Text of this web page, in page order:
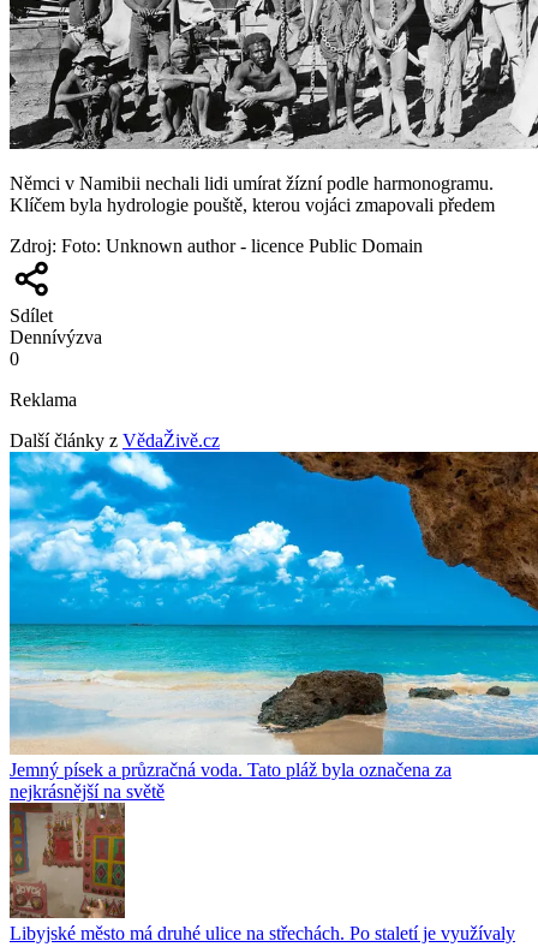
Němci v Namibii nechali lidi umírat žízní podle harmonogramu.
Klíčem byla hydrologie pouště, kterou vojáci zmapovali předem
Zdroj: Foto: Unknown author - licence Public Domain
Sdílet
Dennívýzva
0
Reklama
Další články z VědaŽivě.cz
Jemný písek a průzračná voda. Tato pláž byla označena za
nejkrásnější na světě
Libyjské město má druhé ulice na střechách. Po staletí je využívaly